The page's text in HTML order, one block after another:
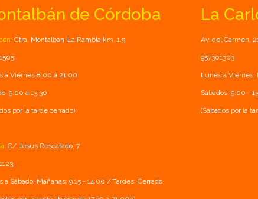
de Córdoba
Ctra. Montalbán-La Rambla km. 1.5
a Viernes 8:00 a 21:00
9:00 a 13:30
por la tarde cerrado)
C/ Jesús Rescatado, 7
a Sábado: Mañanas: 9.15 - 14.00 / Tardes: Cerrado
La
Av. del Carmen,
957301303
Lunes a Viernes:
Sábados: 9:00 -
(Sábados por la